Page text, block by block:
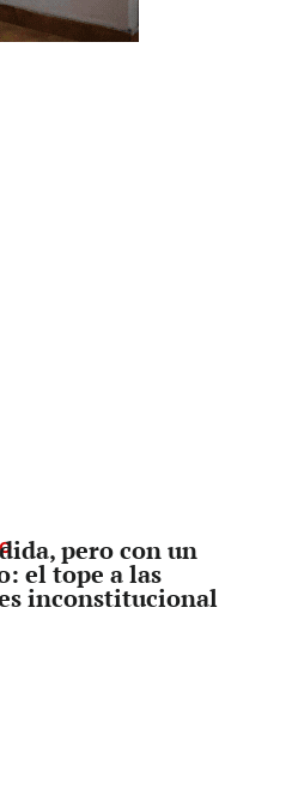
pero con un
el tope a las
inconstitucional